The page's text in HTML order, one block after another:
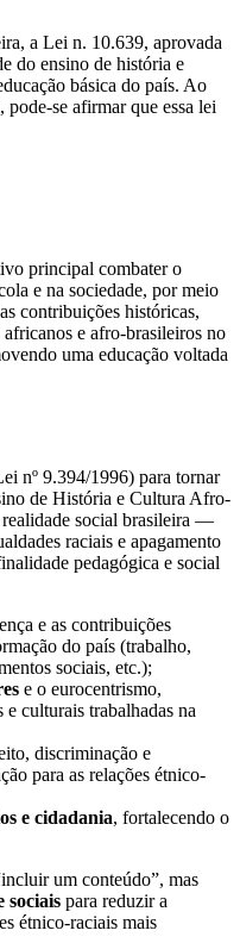
a Lei n. 10.639, aprovada
do ensino de história e
básica do país. Ao
se afirmar que essa lei
principal combater o
e na sociedade, por meio
contribuições históricas,
e afro-brasileiros no
uma educação voltada
nº 9.394/1996) para tornar
de História e Cultura Afro-
social brasileira —
raciais e apagamento
pedagógica e social
e as contribuições
do país (trabalho,
sociais, etc.);
e o eurocentrismo,
culturais trabalhadas na
discriminação e
para as relações étnico-
e cidadania, fortalecendo o
um conteúdo”, mas
sociais para reduzir a
étnico-raciais mais